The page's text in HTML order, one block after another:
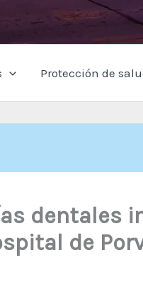
Protección de
dentales
de